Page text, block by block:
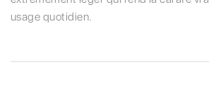
usage quotidien.